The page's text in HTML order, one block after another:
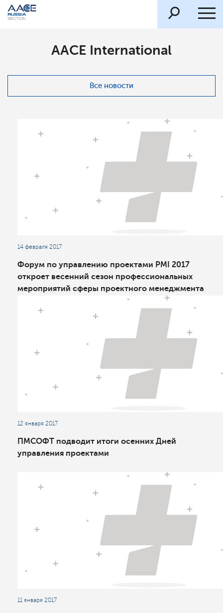
AACE International
Все новости
14 февраля 2017
Форум по управлению проектами PMI 2017
откроет весенний сезон профессиональных
мероприятий сферы проектного менеджмента
12 января 2017
ПМСОФТ подводит итоги осенних Дней
управления проектами
11 января 2017